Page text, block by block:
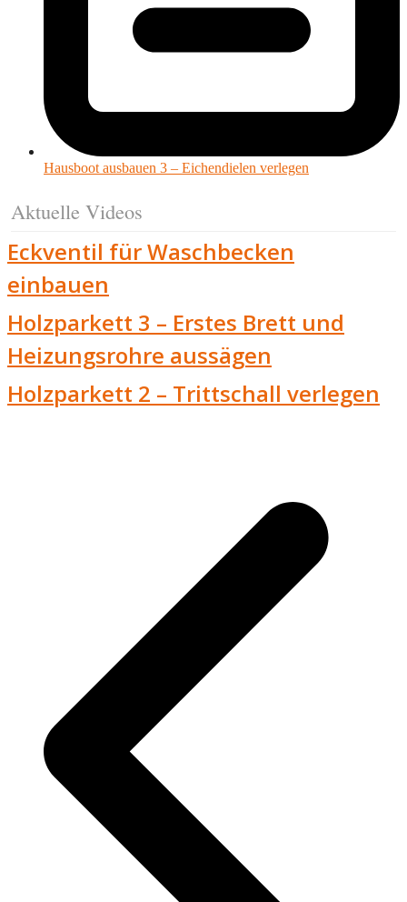
Hausboot ausbauen 3 – Eichendielen verlegen
Aktuelle Videos
Eckventil für Waschbecken
einbauen
Holzparkett 3 – Erstes Brett und
Heizungsrohre aussägen
Holzparkett 2 – Trittschall verlegen